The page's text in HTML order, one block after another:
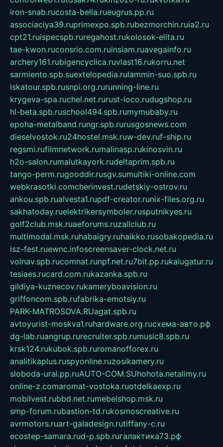
iron-snab.rucosta-bella.rueugrus.pp.ru
associaciya39.ruprimexpo.spb.rubezmorchin.ruia2.ru
cpt21.ruispecspb.ruregahost.rukolosok-elita.ru
tae-kwon.ruconsrio.com.ruinsiam.ruavegainfo.ru
archery161.rubigencyclica.ruvlast16.rukorru.net
sarmiento.spb.suextelopedia.rulammin-suo.spb.ru
iskatour.spb.rusnpi.org.rurunning-line.ru
krygeva-spa.ruchel.net.rurust-loco.rudugshop.ru
hl-beta.spb.ruschool494.spb.rumymubaby.ru
epoha-metalband.rungr.spb.rurusgosnews.com
dieselvostok.ru24hostel.msk.ruw-dev.ruf-ship.ru
regsmi.rufilmnetwork.rumalinasp.rukinosvin.ru
h2o-salon.rumalutkayork.rudeltaprim.spb.ru
tango-perm.rugooddir.rusgv.sumultiki-online.com
webkrasotki.comcherinvest.rudetskiy-ostrov.ru
ankou.spb.rualvesta1.rupdf-creator.runix-files.org.ru
sakhatoday.ruelektrikersymboler.rusputnikyes.ru
golf2club.msk.ruaeforums.ruzallclub.ru
multimodal.msk.ruhabaigry.ruhaikko.rusobakopedia.ru
isz-fest.ruewnc.infoscreensaver-clock.net.ru
volnav.spb.rucomnat.runpf.net.ru7bit.pp.rukalugatur.ru
tesiaes.rucard.com.rukazanka.spb.ru
gildiya-kuznecov.rukameryboavision.ru
griffoncom.spb.rufabrika-emotsiy.ru
PARK-MATROSOVA.RUagat.spb.ru
avtoyurist-moskva1.ruhardware.org.ruсхема-авто.рф
dg-lab.ruangrup.rurecruiter.spb.rumusic8.spb.ru
krsk124.rukubok.spb.ruromanofforex.ru
analitikaplus.ruspyonline.ruzosikamery.ru
sloboda-ural.pp.ruAUTO-COM.SUhohota.netalimy.ru
online-z.comaromat-vostoka.ruotdelkaexp.ru
mobilvest.rubbd.net.rumebelshop.msk.ru
smp-forum.rubastion-td.rukosmoscreative.ru
avrmotors.ruart-galadesign.rutiffany-c.ru
ecostep-samara.rud-p.spb.ruгалактика73.рф